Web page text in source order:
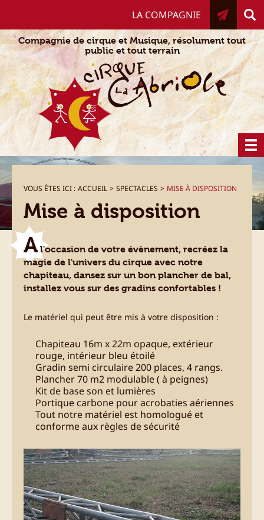
contenu
Compagnie de cirque et Musique, résolument tout
public et tout terrain
LA COMPAGNIE
VOUS ÊTES ICI : ACCUEIL > SPECTACLES > MISE À DISPOSITION
Mise à disposition
A l'occasion de votre évènement, recréez la
magie de l'univers du cirque avec notre
chapiteau, dansez sur un bon plancher de bal,
installez vous sur des gradins confortables !
Le matériel qui peut être mis à votre disposition :
Chapiteau 16m x 22m opaque, extérieur
rouge, intérieur bleu étoilé
Gradin semi circulaire 200 places, 4 rangs.
Plancher 70 m2 modulable ( à peignes)
Kit de base son et lumières
Portique carbone pour acrobaties aériennes
Tout notre matériel est homologué et
conforme aux règles de sécurité